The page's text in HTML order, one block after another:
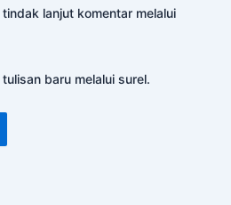
lanjut komentar melalui
baru melalui surel.